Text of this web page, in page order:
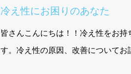
冷え性にお困りのあなた
皆さんこんにちは！！冷え性をお持
す。冷え性の原因、改善について